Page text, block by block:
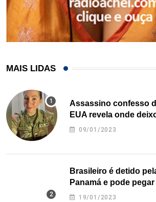
MAIS LIDAS
Assassino confesso
EUA revela onde
09/01/2023
Brasileiro é detido
Panamá e pode
nos EUA
19/01/2023